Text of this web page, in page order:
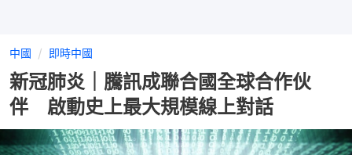
中國 即時中國
新冠肺炎｜騰訊成聯合國全球合作伙
伴 啟動史上最大規模線上對話